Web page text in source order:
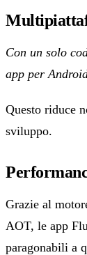
Con un solo
app per
Questo riduce
sviluppo.
Grazie al
AOT, le app
paragonabili a